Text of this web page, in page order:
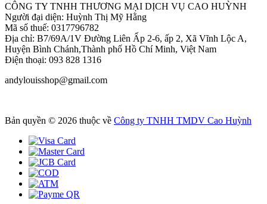
CÔNG TY TNHH THƯƠNG MẠI DỊCH VỤ CAO HUỲNH
Người đại diện: Huỳnh Thị Mỹ Hằng
Mã số thuế: 0317796782
Địa chỉ: B7/69A/1V Đường Liên Ấp 2-6, ấp 2, Xã Vĩnh Lộc A,
Huyện Bình Chánh,Thành phố Hồ Chí Minh, Việt Nam
Điện thoại: 093 828 1316
andylouisshop@gmail.com
Bản quyền © 2026 thuộc về Công ty TNHH TMDV Cao Huỳnh